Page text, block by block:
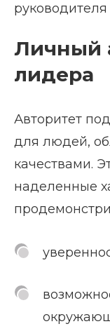
Личный
лидера
Авторитет
для людей,
качествами.
наделенные